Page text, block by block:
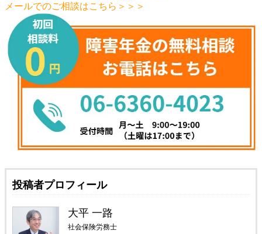
メールでのご相談はこちら＞＞＞
投稿者プロフィール
大平 一路
社会保険労務士